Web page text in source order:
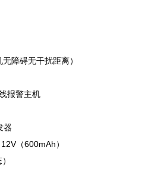
障碍无干扰距离）
报警主机
器
（600mAh）